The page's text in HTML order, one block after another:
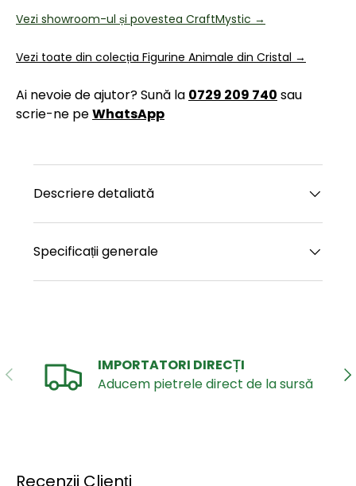
Vezi showroom-ul și povestea CraftMystic →
Vezi toate din colecția Figurine Animale din Cristal →
Ai nevoie de ajutor? Sună la 0729 209 740 sau
scrie-ne peWhatsApp
Descriere detaliată
Specificații generale
ANTERIOR
IMPORTATORI DIRECȚI
Aducem pietrele direct de la sursă
Recenzii Clienți